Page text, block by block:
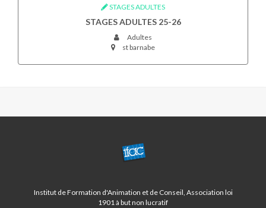
STAGES ADULTES
STAGES ADULTES 25-26
Adultes
st barnabe
CENTRE
ST
Institut de Formation d'Animation et de Conseil, Association loi
1901 à but non lucratif